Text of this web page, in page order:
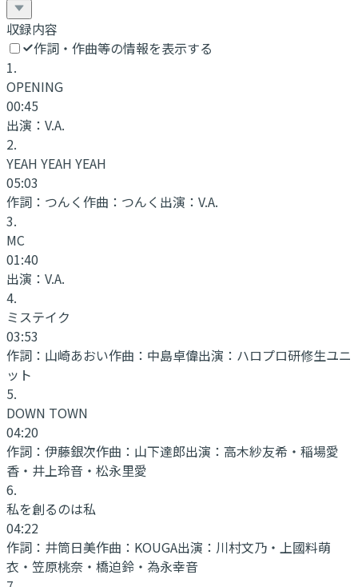
収録内容
作詞・作曲等の情報を表示する
1.
OPENING
00:45
出演： V.A.
2.
YEAH YEAH YEAH
05:03
作詞： つんく作曲： つんく 出演： V.A.
3.
MC
01:40
出演： V.A.
4.
ミステイク
03:53
作詞： 山崎あおい作曲： 中島卓偉出演： ハロプロ研修生ユニ
ット
5.
DOWN TOWN
04:20
作詞： 伊藤銀次作曲： 山下達郎出演： 高木紗友希・稲場愛
香・井上玲音・松永里愛
6.
私を創るのは私
04:22
作詞： 井筒日美作曲： KOUGA出演： 川村文乃・上國料萌
衣・笠原桃奈・橋迫鈴・為永幸音